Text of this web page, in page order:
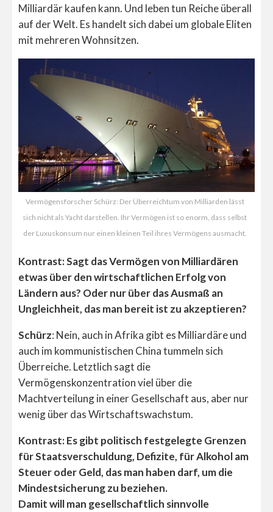
Milliardär kaufen kann. Und leben tun Reiche überall
auf der Welt. Es handelt sich dabei um globale Eliten
mit mehreren Wohnsitzen.
Vermögensforscher Schürz: Der Überreichtum von Milliarden lässt
sich nicht als Yacht darstellen. Ihr Vermögen ist so enorm, dass selbst
der Luxuskonsum nur einen kleinen Teil ihres Vermögens ausmacht.
Kontrast: Sagt das Vermögen von Milliardären
etwas über den wirtschaftlichen Erfolg von
Ländern aus? Oder nur über das Ausmaß an
Ungleichheit, das man bereit ist zu akzeptieren?
Schürz: Nein, auch in Afrika gibt es Milliardäre und
auch im kommunistischen China tummeln sich
Überreiche. Letztlich sagt die
Vermögenskonzentration viel über die
Machtverteilung in einer Gesellschaft aus, aber nur
wenig über das Wirtschaftswachstum.
Kontrast: Es gibt politisch festgelegte Grenzen
für Staatsverschuldung, Defizite, für Alkohol am
Steuer oder Geld, das man haben darf, um die
Mindestsicherung zu beziehen.
Damit will man gesellschaftlich sinnvolle